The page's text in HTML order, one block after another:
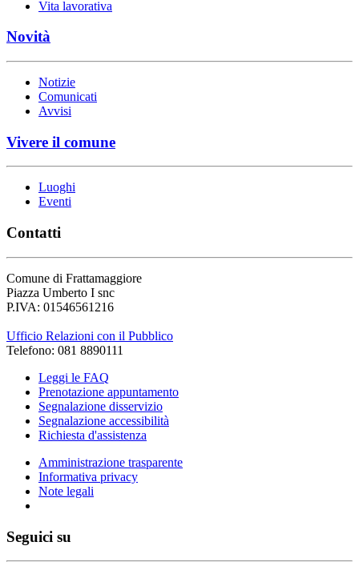
Vita lavorativa
Novità
Notizie
Comunicati
Avvisi
Vivere il comune
Luoghi
Eventi
Contatti
Comune di Frattamaggiore
Piazza Umberto I snc
P.IVA: 01546561216
Ufficio Relazioni con il Pubblico
Telefono: 081 8890111
Leggi le FAQ
Prenotazione appuntamento
Segnalazione disservizio
Segnalazione accessibilità
Richiesta d'assistenza
Amministrazione trasparente
Informativa privacy
Note legali
Seguici su